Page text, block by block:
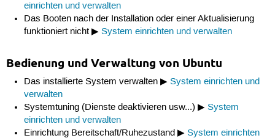
einrichten und verwalten
Das Booten nach der Installation oder einer Aktualisierung
funktioniert nicht ▶System einrichten und verwalten
Bedienung und Verwaltung von Ubuntu
Das installierte System verwalten ▶System einrichten und
verwalten
Systemtuning (Dienste deaktivieren usw...) ▶System
einrichten und verwalten
Einrichtung Bereitschaft/Ruhezustand ▶System einrichten